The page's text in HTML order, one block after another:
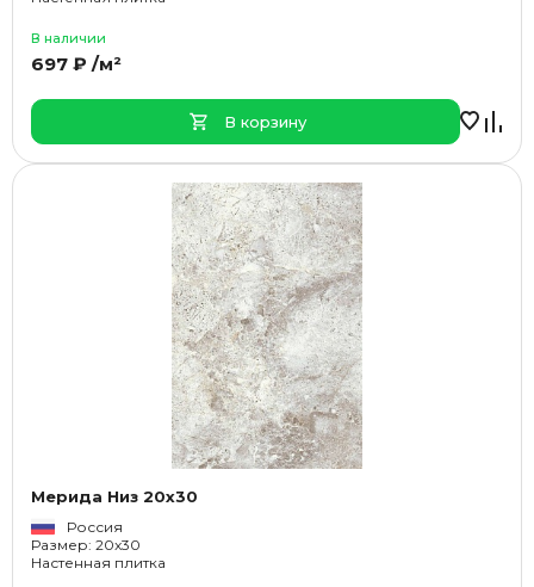
В наличии
697 ₽ /м²
В корзину
Мерида Низ 20x30
Россия
Размер: 20x30
Настенная плитка